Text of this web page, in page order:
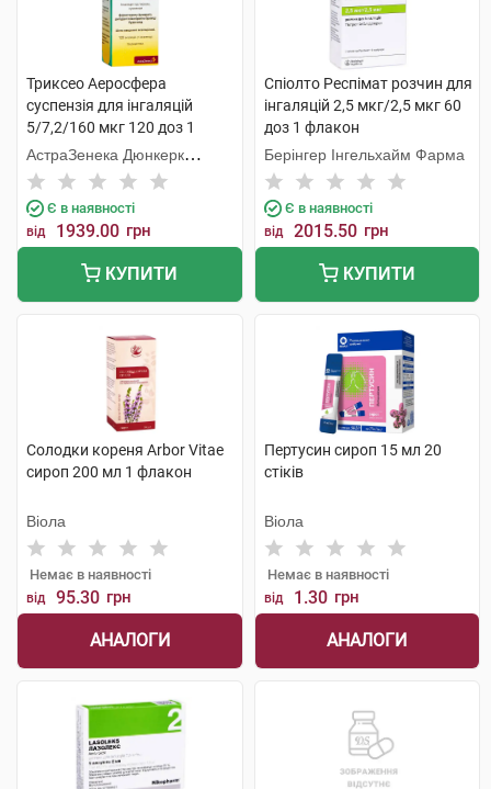
Триксео Аеросфера
суспензія для інгаляцій
5/7,2/160 мкг 120 доз 1
контейнер
АстраЗенека Дюнкерк
Продакшн
Є в наявності
від 1939.00 грн
КУПИТИ
Спіолто Респімат розчин для
інгаляцій 2,5 мкг/2,5 мкг 60
доз 1 флакон
Берінгер Інгельхайм Фарма
Є в наявності
від 2015.50 грн
КУПИТИ
Солодки кореня Arbor Vitae
сироп 200 мл 1 флакон
Віола
Немає в наявності
від 95.30 грн
АНАЛОГИ
Пертусин сироп 15 мл 20
стіків
Віола
Немає в наявності
від 1.30 грн
АНАЛОГИ